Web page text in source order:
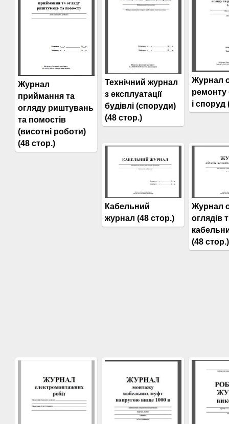
Журнал
приймання та
огляду риштувань
та помостів
(висотні роботи)
(48 стор.)
Технічний журнал
з експлуатації
будівлі (споруди)
(48 стор.)
Журнал
ремонту
і споруд
Кабельний
журнал (48 стор.)
Журнал
оглядів
(48 стор.)